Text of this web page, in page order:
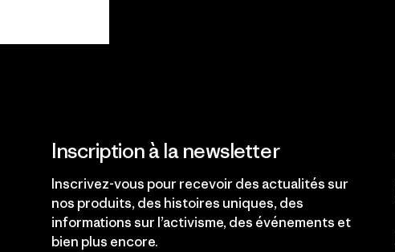
Inscription à la newsletter
Inscrivez-vous pour recevoir des actualités sur
nos produits, des histoires uniques, des
informations sur l’activisme, des événements et
bien plus encore.